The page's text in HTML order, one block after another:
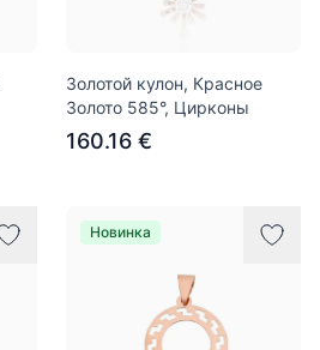
Золотой кулон, Красное
Золото 585°, Цирконы
160.16 €
Новинка